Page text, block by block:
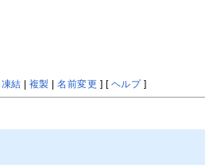
凍結 | 複製 |名前変更 ] [ ヘルプ]